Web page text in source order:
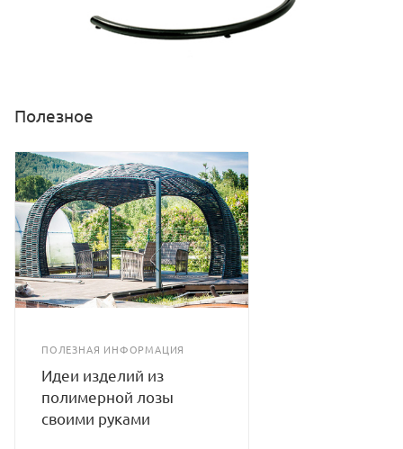
Полезное
ПОЛЕЗНАЯ ИНФОРМАЦИЯ
Идеи изделий из
полимерной лозы
своими руками